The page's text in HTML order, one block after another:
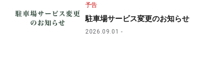
予告
駐車場サービス変更のお知らせ
2026.09.01